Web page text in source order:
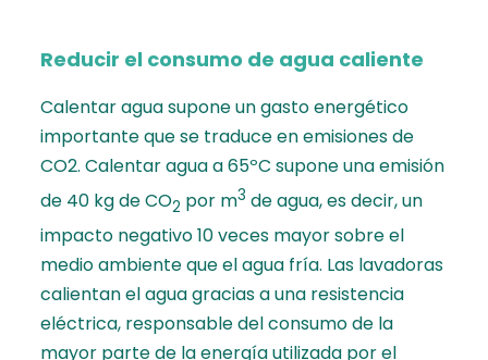
Reducir el consumo de agua caliente
Calentar agua supone un gasto energético
importante que se traduce en emisiones de
CO2. Calentar agua a 65ºC supone una emisión
de 40 kg de CO2 por m3 de agua, es decir, un
impacto negativo 10 veces mayor sobre el
medio ambiente que el agua fría. Las lavadoras
calientan el agua gracias a una resistencia
eléctrica, responsable del consumo de la
mayor parte de la energía utilizada por el